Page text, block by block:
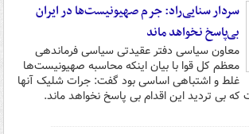
سردار سنایی‌راد: جرم صهیونیست‌ها در ایران
بی‌پاسخ نخواهد ماند
معاون سیاسی دفتر عقیدتی سیاسی فرماندهی
معظم کل قوا با بیان اینکه محاسبه صهیونیست‌ها
غلط و اشتباهی اساسی بود گفت: جرات شلیک آنها
که بی تردید این اقدام بی پاسخ نخواهد ماند.